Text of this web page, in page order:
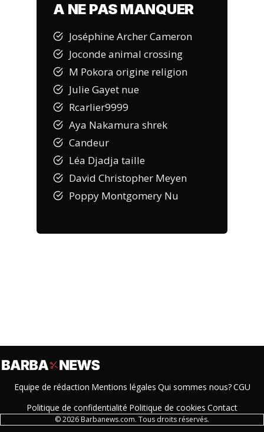
A NE PAS MANQUER
Joséphine Archer Cameron
Joconde animal crossing
M Pokora origine religion
Julie Gayet nue
Rcarlier9999
Aya Nakamura shrek
Candeur
Léa Djadja taille
David Christopher Meyen
Poppy Montgomery Nu
Equipe de rédaction Mentions légales Qui sommes nous?CGU
Politique de confidentialité Politique de cookies Contact
© 2026 Barbanews.com. Tous droits réservés.